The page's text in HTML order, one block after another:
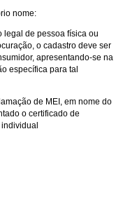
nome:
legal de pessoa física ou
o cadastro deve ser
apresentando-se na
específica para tal
de MEI, em nome do
o certificado de